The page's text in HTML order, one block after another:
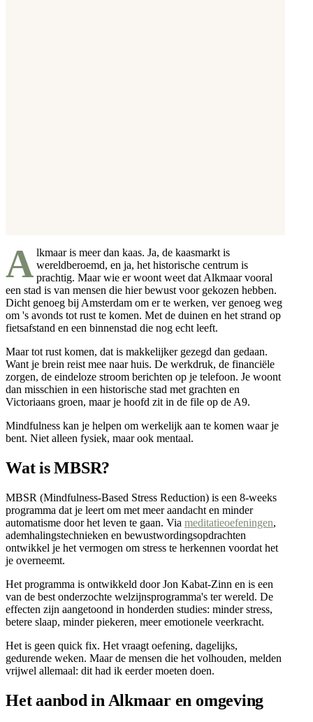
A lkmaar is meer dan kaas. Ja, de kaasmarkt is
wereldberoemd, en ja, het historische centrum is
prachtig. Maar wie er woont weet dat Alkmaar vooral
een stad is van mensen die hier bewust voor gekozen hebben.
Dicht genoeg bij Amsterdam om er te werken, ver genoeg weg
om 's avonds tot rust te komen. Met de duinen en het strand op
fietsafstand en een binnenstad die nog echt leeft.
Maar tot rust komen, dat is makkelijker gezegd dan gedaan.
Want je brein reist mee naar huis. De werkdruk, de financiële
zorgen, de eindeloze stroom berichten op je telefoon. Je woont
dan misschien in een historische stad met grachten en
Victoriaans groen, maar je hoofd zit in de file op de A9.
Mindfulness kan je helpen om werkelijk aan te komen waar je
bent. Niet alleen fysiek, maar ook mentaal.
Wat is MBSR?
MBSR (Mindfulness-Based Stress Reduction) is een 8-weeks
programma dat je leert om met meer aandacht en minder
automatisme door het leven te gaan. Via meditatieoefeningen,
ademhalingstechnieken en bewustwordingsopdrachten
ontwikkel je het vermogen om stress te herkennen voordat het
je overneemt.
Het programma is ontwikkeld door Jon Kabat-Zinn en is een
van de best onderzochte welzijnsprogramma's ter wereld. De
effecten zijn aangetoond in honderden studies: minder stress,
betere slaap, minder piekeren, meer emotionele veerkracht.
Het is geen quick fix. Het vraagt oefening, dagelijks,
gedurende weken. Maar de mensen die het volhouden, melden
vrijwel allemaal: dit had ik eerder moeten doen.
Het aanbod in Alkmaar en omgeving